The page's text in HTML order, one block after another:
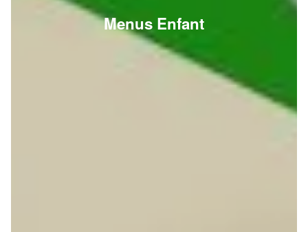
Menus Enfant